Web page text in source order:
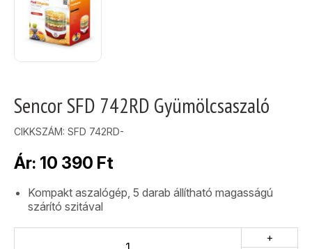
Sencor SFD 742RD Gyümölcsaszaló
CIKKSZÁM: SFD 742RD-
Ár: 10 390 Ft
Kompakt aszalógép, 5 darab állítható magasságú
szárító szitával
+